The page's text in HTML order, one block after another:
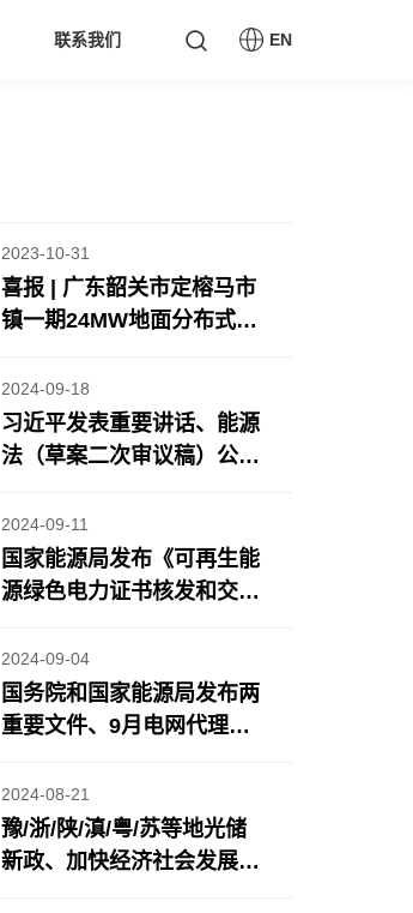
联系我们 EN
2023-10-31
喜报 | 广东韶关市定榕马市
镇一期24MW地面分布式光
2024-09-18
习近平发表重要讲话、能源
法（草案二次审议稿）公开
光发电增长情况公布……
2024-09-11
国家能源局发布《可再生能
源绿色电力证书核发和交易
有新调整、地方风光储新
政……
2024-09-04
国务院和国家能源局发布两
重要文件、9月电网代理购
充/电力市场政策更新……
2024-08-21
豫/浙/陕/滇/粤/苏等地光储
新政、加快经济社会发展全